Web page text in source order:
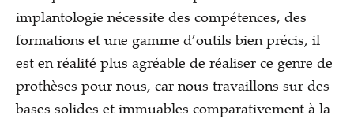
implantologie nécessite des compétences, des
formations et une gamme d’outils bien précis, il
est en réalité plus agréable de réaliser ce genre de
prothèses pour nous, car nous travaillons sur des
bases solides et immuables comparativement à la